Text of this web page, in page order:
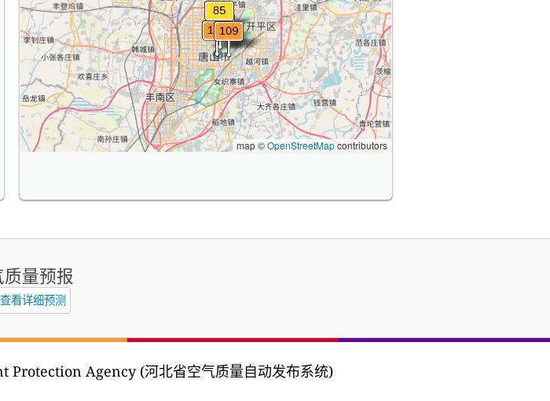
map ©OpenStreetMapcontributors
质量预报
看详细预测
Agency (河北省空气质量自动发布系统)